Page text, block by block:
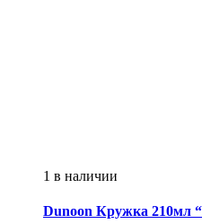
1 в наличии
Dunoon Кружка 210мл